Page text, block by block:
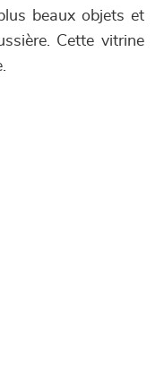
beaux objets et
Cette vitrine